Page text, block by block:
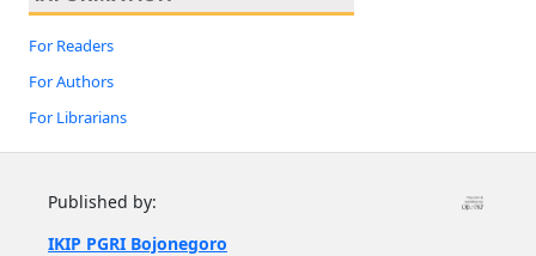
For Readers
For Authors
For Librarians
Published by:
IKIP PGRI Bojonegoro